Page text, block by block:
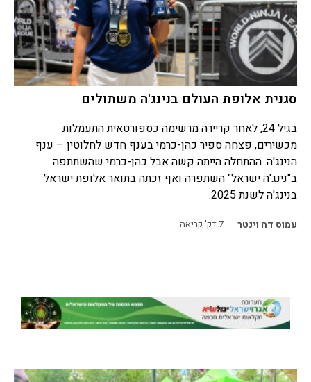
סגנית אלופת העולם בנינג'ה משתולים
בגיל 24, לאחר קריירה מרשימה כספורטאית התעמלות
מכשירים, פצחה ספיר כהן-כרמי בענף חדש לחלוטין – ענף
הנינג'ה. ההתחלה הייתה קשה אבל כהן-כרמי שהשתתפה
ב"נינג'ה ישראל" השתפרה ואף זכתה בתואר אלופת ישראל
בנינג'ה לשנת 2025.
עמוס דה וינטר 7דק' קריאה